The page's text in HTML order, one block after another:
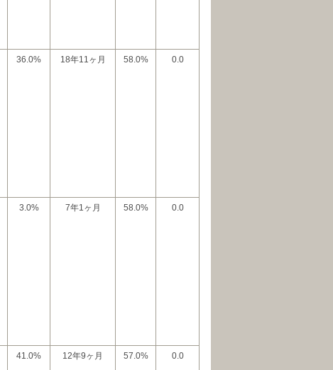
36.0% 18年11ヶ月 58.0% 0.0
3.0% 7年1ヶ月 58.0% 0.0
41.0% 12年9ヶ月 57.0% 0.0